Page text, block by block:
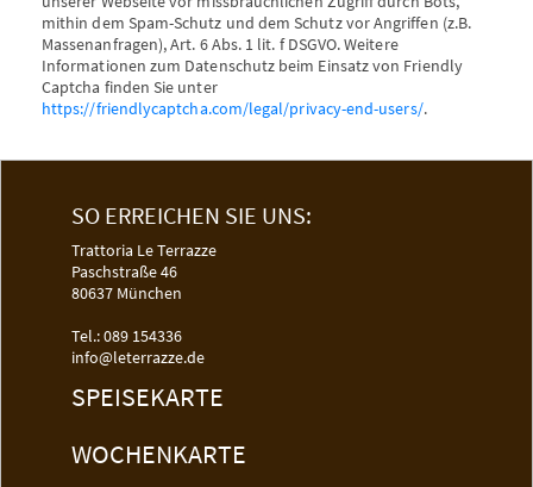
mithin dem Spam-Schutz und dem Schutz vor Angriffen (z.B.
Massenanfragen), Art. 6 Abs. 1 lit. f DSGVO. Weitere
Informationen zum Datenschutz beim Einsatz von Friendly
Captcha finden Sie unter
https://friendlycaptcha.com/legal/privacy-end-users/.
SO ERREICHEN SIE UNS:
Trattoria Le Terrazze
Paschstraße 46
80637 München
Tel.:089 154336
info@leterrazze.de
SPEISEKARTE
WOCHENKARTE